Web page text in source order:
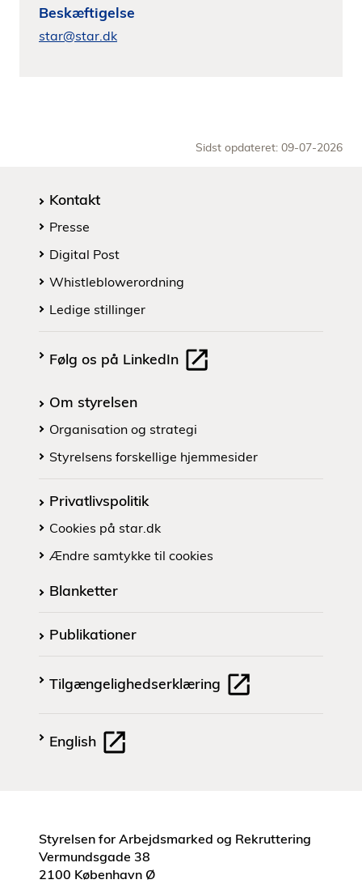
Beskæftigelse
star@star.dk
Sidst opdateret: 09-07-2026
Kontakt
Presse
Digital Post
Whistleblowerordning
Ledige stillinger
Følg os på LinkedIn
Om styrelsen
Organisation og strategi
Styrelsens forskellige hjemmesider
Privatlivspolitik
Cookies på star.dk
Ændre samtykke til cookies
Blanketter
Publikationer
Tilgængelighedserklæring
English
Styrelsen for Arbejdsmarked og Rekruttering
Vermundsgade 38
2100 København Ø